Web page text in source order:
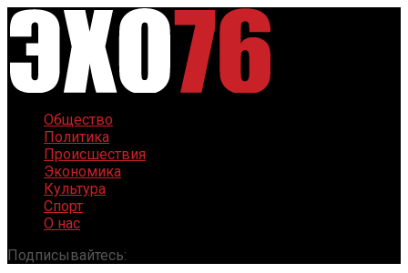
Общество
Политика
Происшествия
Экономика
Культура
Спорт
О нас
Подписывайтесь: